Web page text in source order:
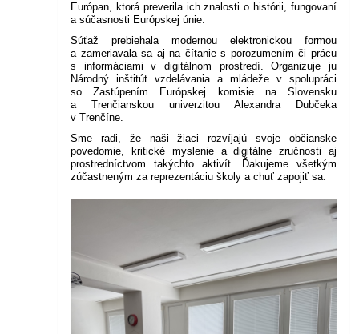
Európan, ktorá preverila ich znalosti o histórii, fungovaní
a súčasnosti Európskej únie.
Súťaž prebiehala modernou elektronickou formou
a zameriavala sa aj na čítanie s porozumením či prácu
s informáciami v digitálnom prostredí. Organizuje ju
Národný inštitút vzdelávania a mládeže v spolupráci
so Zastúpením Európskej komisie na Slovensku
a Trenčianskou univerzitou Alexandra Dubčeka
v Trenčíne.
Sme radi, že naši žiaci rozvíjajú svoje občianske
povedomie, kritické myslenie a digitálne zručnosti aj
prostredníctvom takýchto aktivít. Ďakujeme všetkým
zúčastneným za reprezentáciu školy a chuť zapojiť sa.